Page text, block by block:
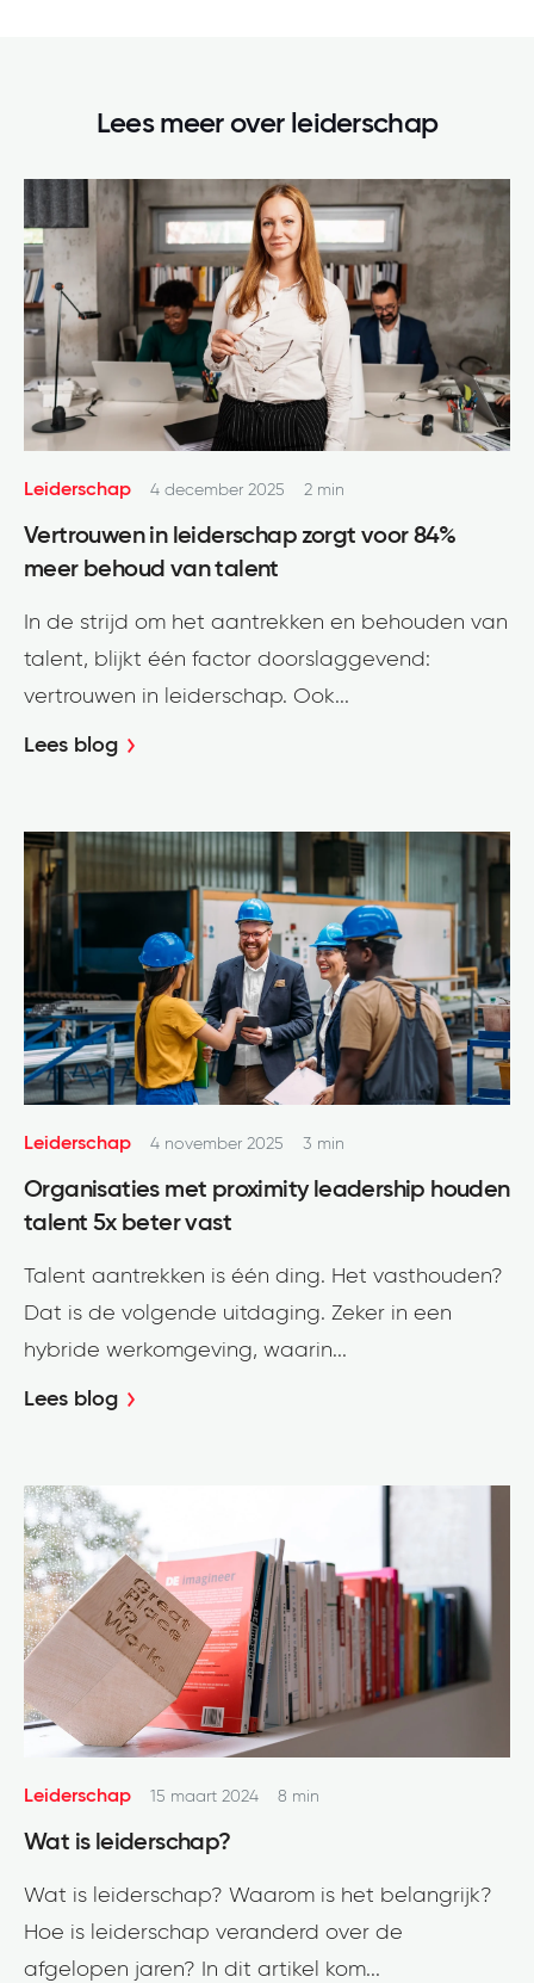
Lees meer over leiderschap
Leiderschap 4 december 2025 2 min
Vertrouwen in leiderschap zorgt voor 84%
meer behoud van talent
In de strijd om het aantrekken en behouden van
talent, blijkt één factor doorslaggevend:
vertrouwen in leiderschap. Ook...
Lees blog
Leiderschap 4 november 2025 3 min
Organisaties met proximity leadership houden
talent 5x beter vast
Talent aantrekken is één ding. Het vasthouden?
Dat is de volgende uitdaging. Zeker in een
hybride werkomgeving, waarin...
Lees blog
Leiderschap 15 maart 2024 8 min
Wat is leiderschap?
Wat is leiderschap? Waarom is het belangrijk?
Hoe is leiderschap veranderd over de
afgelopen jaren? In dit artikel kom...